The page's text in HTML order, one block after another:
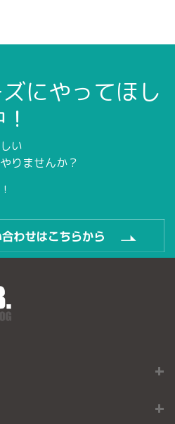
にやってほし
い
りませんか？